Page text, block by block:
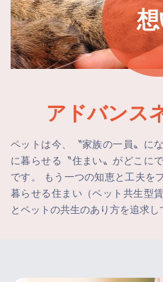
アドバンス
ペットは今、〝家族の一員〟に
に暮らせる〝住まい〟がどこに
です。 もう一つの知恵と工夫を
暮らせる住まい（ペット共生型
とペットの共生のあり方を追求し